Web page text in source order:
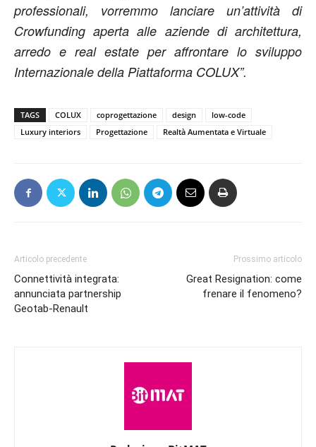
professionali, vorremmo lanciare un’attività di
Crowfunding aperta alle aziende di architettura,
arredo e real estate per affrontare lo sviluppo
Internazionale della Piattaforma COLUX”.
TAGS COLUX coprogettazione design
low-code
Luxury interiors
Progettazione Realtà Aumentata e Virtuale
Articolo precedente
Connettività integrata:
annunciata partnership
Geotab-Renault
Prossimo articolo
Great Resignation: come
frenare il fenomeno?